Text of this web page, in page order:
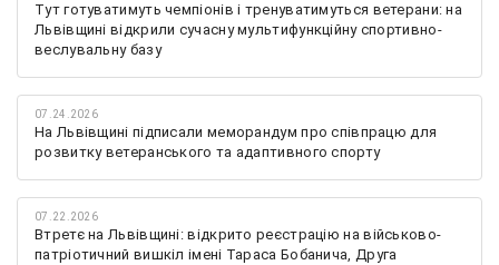
Тут готуватимуть чемпіонів і тренуватимуться ветерани: на
Львівщині відкрили сучасну мультифункційну спортивно-
веслувальну базу
07.24.2026
На Львівщині підписали меморандум про співпрацю для
розвитку ветеранського та адаптивного спорту
07.22.2026
Втретє на Львівщині: відкрито реєстрацію на військово-
патріотичний вишкіл імені Тараса Бобанича, Друга